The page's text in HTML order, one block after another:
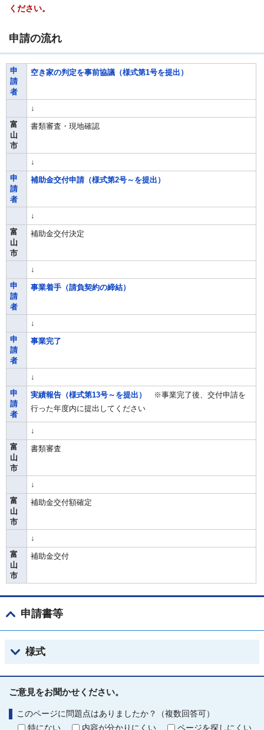
ください。
申請の流れ
申
請
者
空き家の判定を事前協議（様式第1号を提出）
↓
富
山
市
書類審査・現地確認
↓
申
請
者
補助金交付申請（様式第2号～を提出）
↓
富
山
市
補助金交付決定
↓
申
請
者
事業着手（請負契約の締結）
↓
申
請
者
事業完了
↓
申
請
者
実績報告（様式第13号～を提出）
※事業完了後、交付申請を
行った年度内に提出してください
↓
富
山
市
書類審査
↓
富
山
市
補助金交付額確定
↓
富
山
市
補助金交付
申請書等
様式
ご意見をお聞かせください。
このページに問題点はありましたか？（複数回答可）
特にない
内容が分かりにくい
ページを探しにくい